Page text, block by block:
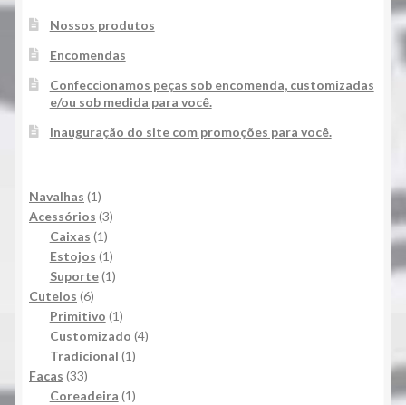
Nossos produtos
Encomendas
Confeccionamos peças sob encomenda, customizadas
e/ou sob medida para você.
Inauguração do site com promoções para você.
Navalhas 11
produto
Acessórios 33
Caixas 11
produto
Estojos 11
produto
Suporte 11
Cutelos 66
produtos
Primitivo 11
produto
Customizado 44
Tradicional 11
Facas 3333
produtos
Coreadeira 11